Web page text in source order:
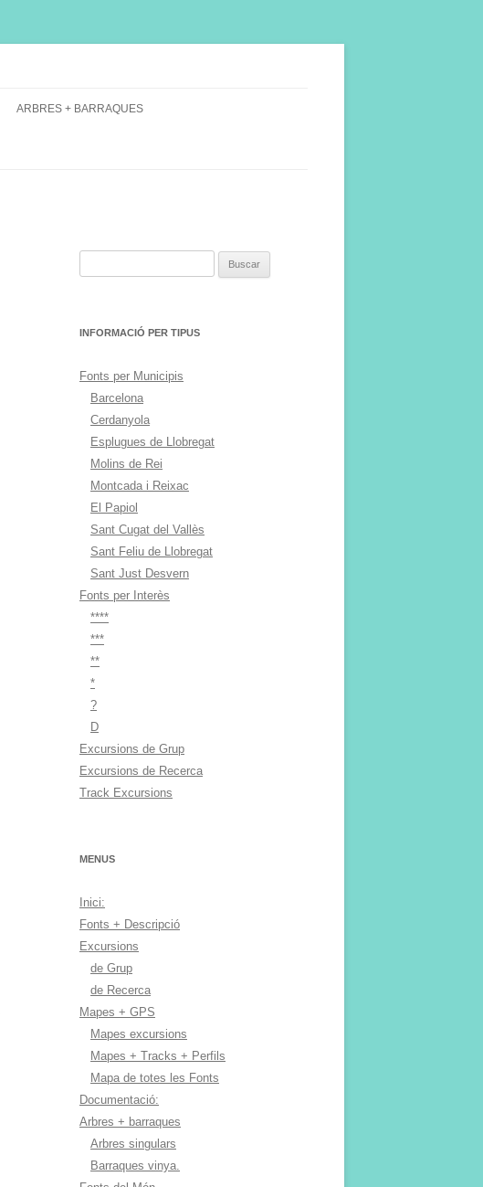
ARBRES + BARRAQUES
INFORMACIÓ PER TIPUS
Fonts per Municipis
Barcelona
Cerdanyola
Esplugues de Llobregat
Molins de Rei
Montcada i Reixac
El Papiol
Sant Cugat del Vallès
Sant Feliu de Llobregat
Sant Just Desvern
Fonts per Interès
****
***
**
*
?
D
Excursions de Grup
Excursions de Recerca
Track Excursions
MENUS
Inici:
Fonts + Descripció
Excursions
de Grup
de Recerca
Mapes + GPS
Mapes excursions
Mapes + Tracks + Perfils
Mapa de totes les Fonts
Documentació:
Arbres + barraques
Arbres singulars
Barraques vinya.